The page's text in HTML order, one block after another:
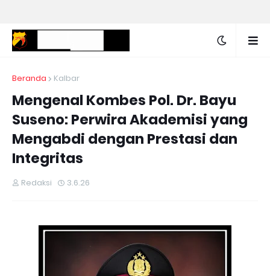
Beranda Kalbar
Mengenal Kombes Pol. Dr. Bayu
Suseno: Perwira Akademisi yang
Mengabdi dengan Prestasi dan
Integritas
Redaksi 3.6.26